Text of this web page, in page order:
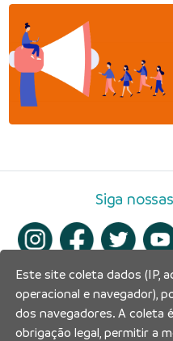
Siga
Este site coleta dados (IP,
operacional e navegador),
dos navegadores. A coleta
obrigação legal, permitir a